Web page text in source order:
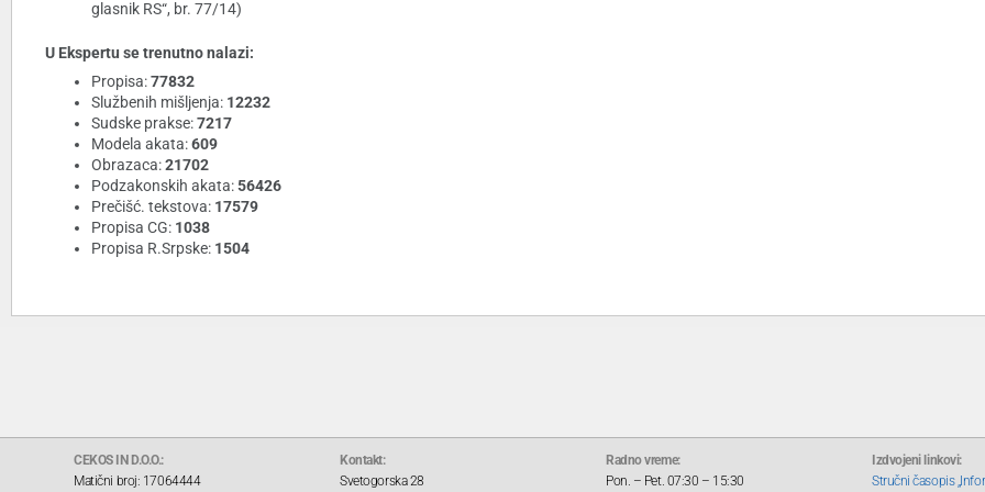
glasnik RS“, br. 77/14)
U Ekspertu se trenutno nalazi:
Propisa:77832
Službenih mišljenja: 12232
Sudske prakse:7217
Modela akata:609
Obrazaca:21702
Podzakonskih akata:56426
Prečišć. tekstova: 17579
Propisa CG: 1038
Propisa R.Srpske: 1504
CEKOS IN D.O.O.:
Matični broj: 17064444
Kontakt:
Svetogorska 28
Radno vreme:
Pon. – Pet. 07:30 – 15:30
Izdvojeni linkovi:
Stručni časopis